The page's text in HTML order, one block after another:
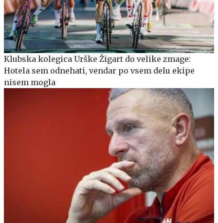
Klubska kolegica Urške Žigart do velike zmage:
Hotela sem odnehati, vendar po vsem delu ekipe
nisem mogla